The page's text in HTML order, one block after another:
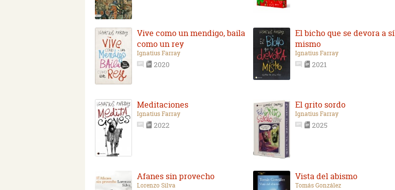
Vive como un mendigo, baila
como un rey
Ignatius Farray
2020
El bicho que se devora a sí
mismo
Ignatius Farray
2021
Meditaciones
Ignatius Farray
2022
El grito sordo
Ignatius Farray
2025
Afanes sin provecho
Lorenzo Silva
Vista del abismo
Tomás González